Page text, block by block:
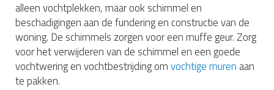
alleen vochtplekken, maar ook schimmel en
beschadigingen aan de fundering en constructie van de
woning. De schimmels zorgen voor een muffe geur. Zorg
voor het verwijderen van de schimmel en een goede
vochtwering en vochtbestrijding omvochtige muren aan
te pakken.